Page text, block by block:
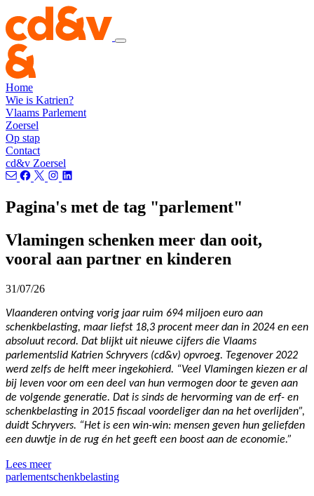
Home
Wie is Katrien?
Vlaams Parlement
Zoersel
Op stap
Contact
cd&v Zoersel
Pagina's met de tag "parlement"
Vlamingen schenken meer dan ooit,
vooral aan partner en kinderen
31/07/26
Vlaanderen ontving vorig jaar ruim 694 miljoen euro aan
schenkbelasting, maar liefst 18,3 procent meer dan in 2024 en een
absoluut record. Dat blijkt uit nieuwe cijfers die Vlaams
parlementslid Katrien Schryvers (cd&v) opvroeg. Tegenover 2022
werd zelfs de helft meer ingekohierd. “Veel Vlamingen kiezen er al
bij leven voor om een deel van hun vermogen door te geven aan
de volgende generatie. Dat is sinds de hervorming van de erf- en
schenkbelasting in 2015 fiscaal voordeliger dan na het overlijden”,
duidt Schryvers. “Het is een win-win: mensen geven hun geliefden
een duwtje in de rug én het geeft een boost aan de economie.”
Lees meer
parlementschenkbelasting